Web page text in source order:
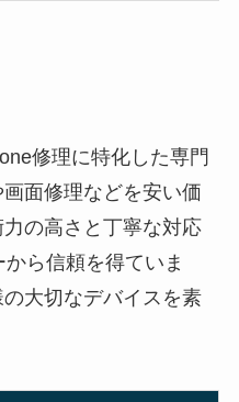
修理に特化した専門
面修理などを安い価
の高さと丁寧な対応
ら信頼を得ていま
大切なデバイスを素